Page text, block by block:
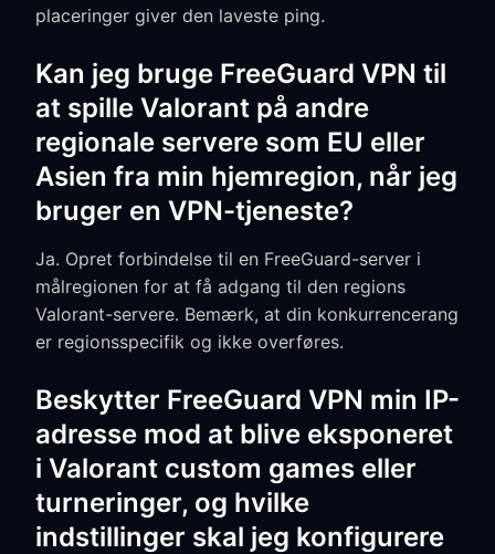
placeringer giver den laveste ping.
Kan jeg bruge FreeGuard VPN til
at spille Valorant på andre
regionale servere som EU eller
Asien fra min hjemregion, når jeg
bruger en VPN-tjeneste?
Ja. Opret forbindelse til en FreeGuard-server i
målregionen for at få adgang til den regions
Valorant-servere. Bemærk, at din konkurrencerang
er regionsspecifik og ikke overføres.
Beskytter FreeGuard VPN min IP-
adresse mod at blive eksponeret
i Valorant custom games eller
turneringer, og hvilke
indstillinger skal jeg konfigurere